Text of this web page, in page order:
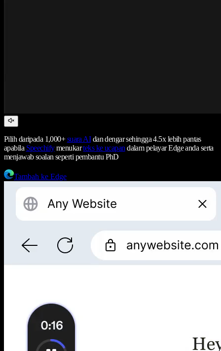
Pilih daripada 1,000+suara AIdan dengar sehingga 4.5x lebih pantas
apabila Speechifymenukarteks ke ucapan dalam pelayar Edge anda serta
menjawab soalan seperti pembantu PhD
Tambah ke Edge